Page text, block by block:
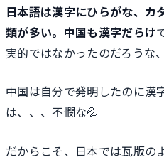
日本語は漢字にひらがな、カ
類が多い。中国も漢字だらけ
実的ではなかったのだろうな
中国は自分で発明したのに漢
は、、、不憫な💦
だからこそ、日本では瓦版の